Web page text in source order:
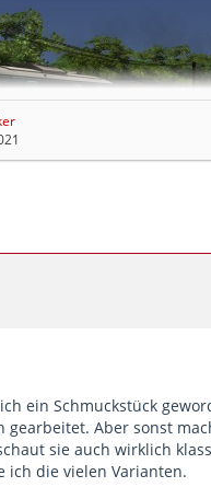
SLGAG von
gehalten
Szenario bitte ich euch
-->Thread<--
ein Schmuckstück
gearbeitet. Aber sonst
sie auch wirklich
ich die vielen Varianten.